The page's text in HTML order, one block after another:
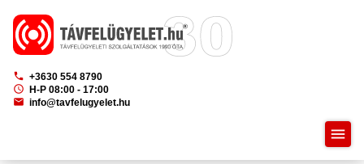
phone +3630 554 8790
schedule
H-P 08:00 - 17:00
mail info@tavfelugyelet.hu
menu